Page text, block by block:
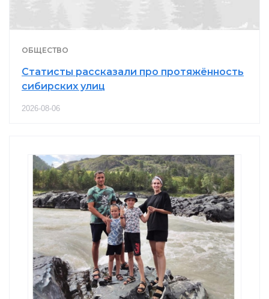
ОБЩЕСТВО
Статисты рассказали про протяжённость
сибирских улиц
2026-08-06